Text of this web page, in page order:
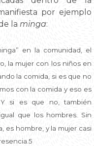
por ejemplo
la minga:
en la comunidad, el
la mujer con los niños en
la comida, si es que no
con la comida y eso es
si es que no, también
que los hombres. Sin
es hombre, y la mujer casi